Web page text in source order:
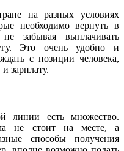
на разных условиях
необходимо вернуть в
забывая выплачивать
Это очень удобно и
с позиции человека,
зарплату.
линии есть множество.
не стоит на месте, а
способы получения